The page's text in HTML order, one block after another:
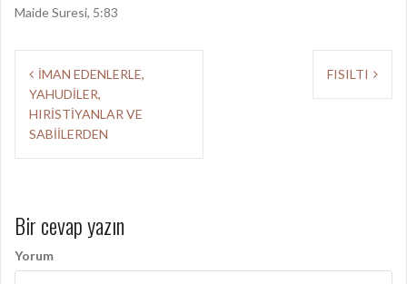
Maide Suresi, 5:83
o
l
İMAN EDENLERLE,
YAHUDİLER,
HIRİSTİYANLAR VE
SABİİLERDEN
FISILTI
Bir cevap yazın
Yorum